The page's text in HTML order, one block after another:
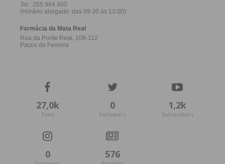
27,0k
Fans
0
Followers
1,2k
Subscribers
0 576